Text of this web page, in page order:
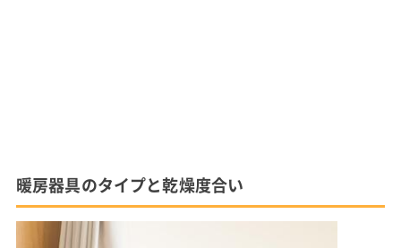
暖房器具のタイプと乾燥度合い